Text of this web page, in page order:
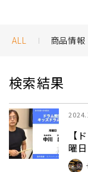
ALL 商品情報
検索結果
【
曜